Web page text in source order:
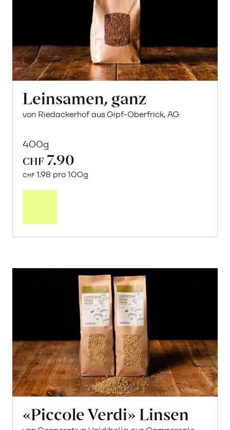
Leinsamen, ganz
von Riedackerhof aus Gipf-Oberfrick, AG
400g
CHF 7.90
CHF 1.98 pro 100g
«Piccole Verdi» Linsen